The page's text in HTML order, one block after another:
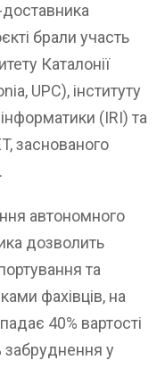
брали участь
Каталонії
UPC), інституту
(IRI) та
заснованого
автономного
дозволить
та
фахівців, на
40% вартості
забруднення у